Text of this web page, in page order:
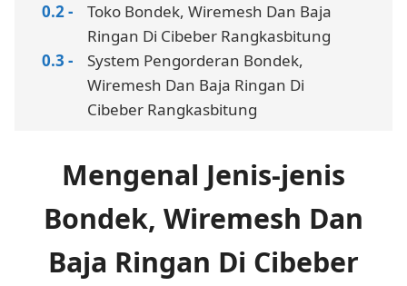
Toko Bondek, Wiremesh Dan Baja
Ringan Di Cibeber Rangkasbitung
System Pengorderan Bondek,
Wiremesh Dan Baja Ringan Di
Cibeber Rangkasbitung
Mengenal Jenis-jenis
Bondek, Wiremesh Dan
Baja Ringan Di Cibeber